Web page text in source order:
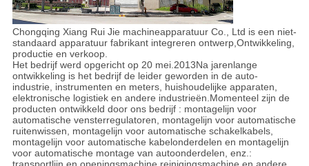
Chongqing Xiang Rui Jie machineapparatuur Co., Ltd is een niet-
standaard apparatuur fabrikant integreren ontwerp, Ontwikkeling,
productie en verkoop.
Het bedrijf werd opgericht op 20 mei.2013Na jarenlange
ontwikkeling is het bedrijf de leider geworden in de auto-
industrie, instrumenten en meters, huishoudelijke apparaten,
elektronische logistiek en andere industrieën.Momenteel zijn de
producten ontwikkeld door ons bedrijf : montagelijn voor
automatische vensterregulatoren, montagelijn voor automatische
ruitenwissen, montagelijn voor automatische schakelkabels,
montagelijn voor automatische kabelonderdelen en montagelijn
voor automatische montage van autoonderdelen, enz.: